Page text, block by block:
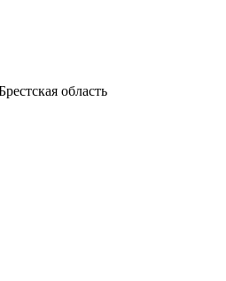
область